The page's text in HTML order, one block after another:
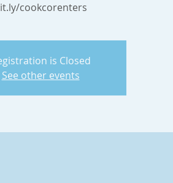
cookcorenters
is Closed
See other events